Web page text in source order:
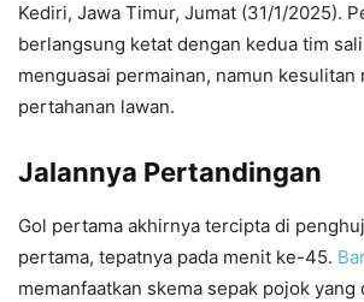
Kediri, Jawa Timur, Jumat (31/1/2025).
berlangsung ketat dengan kedua tim
menguasai permainan, namun kesulitan
pertahanan lawan.
Jalannya Pertandingan
Gol pertama akhirnya tercipta di
pertama, tepatnya pada menit ke-45.
memanfaatkan skema sepak pojok